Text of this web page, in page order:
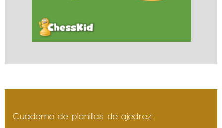
Cuaderno de planillas de ajedrez